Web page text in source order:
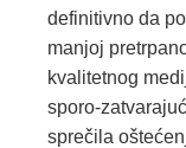
definitivno da
manjoj
kvalitetnog
sporo-
sprečila